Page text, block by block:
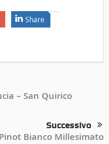
Share
– San Quirico
Successivo
Bianco Millesimato